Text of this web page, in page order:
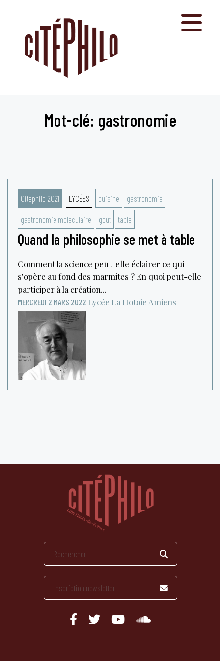
Mot-clé: gastronomie
Citéphilo 2021 LYCÉES cuisine gastronomie
gastronomie moléculaire goût table
Quand la philosophie se met à table
Comment la science peut-elle éclairer ce qui
s’opère au fond des marmites ? En quoi peut-elle
participer à la création...
MERCREDI 2 MARS 2022 Lycée La Hotoie Amiens